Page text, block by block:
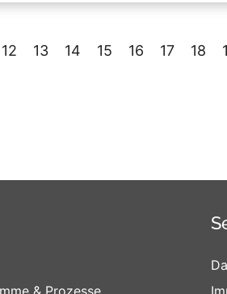
12 13 14 15 16 17 18
& Prozesse